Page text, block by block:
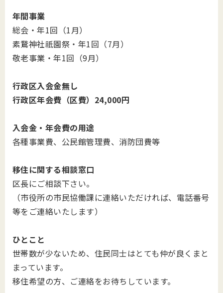
年間事業
総会・年1回（1月）
素鵞神社祇園祭・年1回（7月）
敬老事業・年1回（9月）
行政区入会金無し
行政区年会費（区費）24,000円
入会金・年会費の用途
各種事業費、公民館管理費、消防団費等
移住に関する相談窓口
区長にご相談下さい。
（市役所の市民協働課に連絡いただければ、電話番号
等をご連絡いたします）
ひとこと
世帯数が少ないため、住民同士はとても仲が良くまと
まっています。
移住希望の方、ご連絡をお待ちしています。